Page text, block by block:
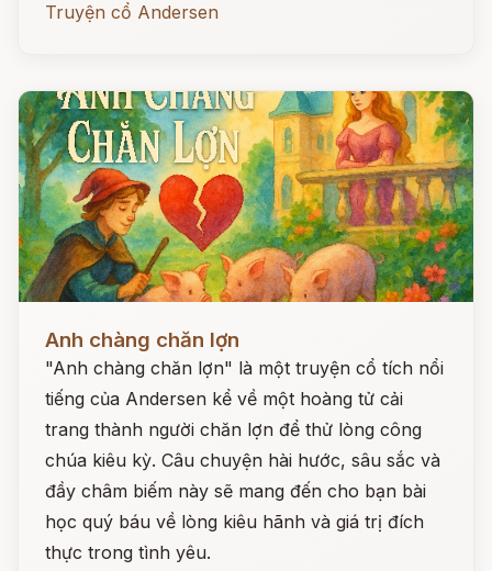
Truyện cổ Andersen
Anh chàng chăn lợn
"Anh chàng chăn lợn" là một truyện cổ tích nổi
tiếng của Andersen kể về một hoàng tử cải
trang thành người chăn lợn để thử lòng công
chúa kiêu kỳ. Câu chuyện hài hước, sâu sắc và
đầy châm biếm này sẽ mang đến cho bạn bài
học quý báu về lòng kiêu hãnh và giá trị đích
thực trong tình yêu.